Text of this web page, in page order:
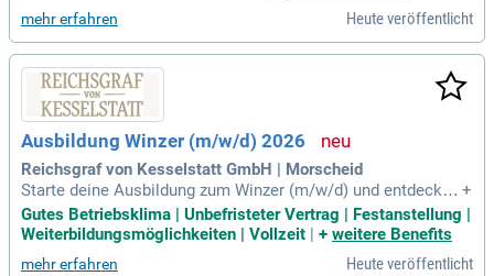
sind zuverlässig, qualitätsorientiert und flexibel, auch bei Sc
hichtarbeit? Unsere Arbeitszeiten umfassen Früh-, Spät- und
Nachtschichten, jeweils von Montag bis Freitag. Profitieren
Sie von einer attraktiven Bezahlung nach Tarifvertrag bei ein
er 38-Stunden-Woche.
mehr erfahren Heute veröffentlicht
Ausbildung Winzer (m/w/d) 2026
Reichsgraf von Kesselstatt GmbH | Morscheid
Starte deine Ausbildung zum Winzer (m/w/d) und entdecke
die vielfältigen Aufgaben in der Weinproduktion! Du kümmer
st dich um unsere Rebstöcke, vom Schneiden bis zur nachh
altigen Bodenpflege. Verantwortungsvoll führst du Pflanzen
schutzmaßnahmen durch und bereitest neue Pflanzflächen v
+
Gutes Betriebsklima | Unbefristeter Vertrag | Festanstellung |
Weiterbildungsmöglichkeiten | Vollzeit | + weitere Benefits
mehr erfahren Heute veröffentlicht